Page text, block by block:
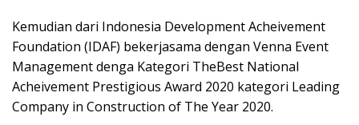
Kemudian dari Indonesia Development Acheivement
Foundation (IDAF) bekerjasama dengan Venna Event
Management denga Kategori TheBest National
Acheivement Prestigious Award 2020 kategori Leading
Company in Construction of The Year 2020.